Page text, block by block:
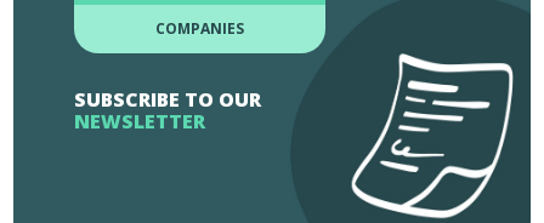
COMPANIES
SUBSCRIBE TO OUR
NEWSLETTER